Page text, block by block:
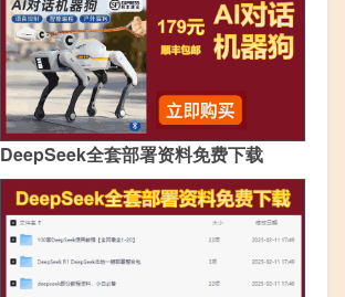
DeepSeek全套部署资料免费下载